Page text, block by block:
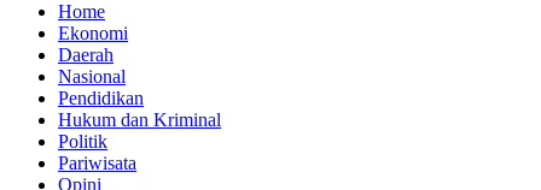
Home
Ekonomi
Daerah
Nasional
Pendidikan
Hukum dan Kriminal
Politik
Pariwisata
Opini